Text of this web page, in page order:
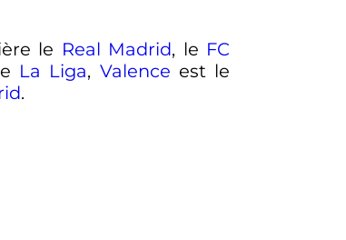
le Real Madrid, le FC
La Liga, Valence est le
.